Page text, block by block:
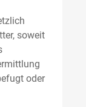
soweit
oder